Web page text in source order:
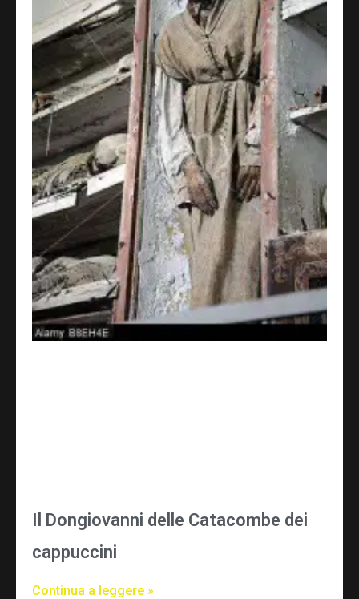
Il Dongiovanni delle Catacombe dei
cappuccini
Continua a leggere »